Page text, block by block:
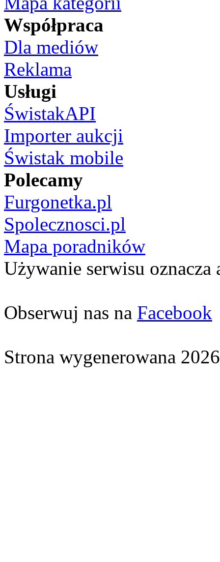
Współpraca
Dla mediów
Reklama
Usługi
ŚwistakAPI
Importer aukcji
Świstak mobile
Polecamy
Furgonetka.pl
Spolecznosci.pl
Mapa poradników
Używanie serwisu oznacza
Obserwuj nas na Facebook
Strona wygenerowana